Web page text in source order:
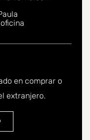
en comprar o
extranjero.